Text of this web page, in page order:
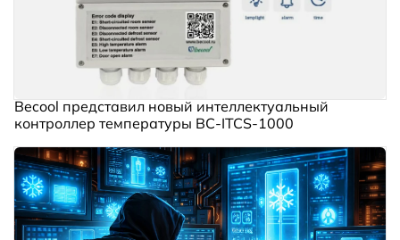
Becool представил новый интеллектуальный
контроллер температуры BC‑ITCS‑1000